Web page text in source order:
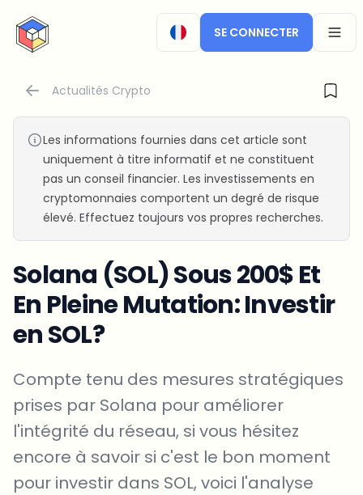
CryptoTicker
SE CONNECTER
Actualités Crypto
Les informations fournies dans cet article sont
uniquement à titre informatif et ne constituent
pas un conseil financier. Les investissements en
cryptomonnaies comportent un degré de risque
élevé. Effectuez toujours vos propres recherches.
Solana (SOL) Sous 200$ Et
En Pleine Mutation: Investir
en SOL?
Compte tenu des mesures stratégiques
prises par Solana pour améliorer
l'intégrité du réseau, si vous hésitez
encore à savoir si c'est le bon moment
pour investir dans SOL, voici l'analyse